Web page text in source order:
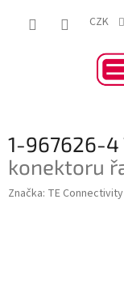
CZK
1-967626-4
konektoru
Značka: TE Connectivity